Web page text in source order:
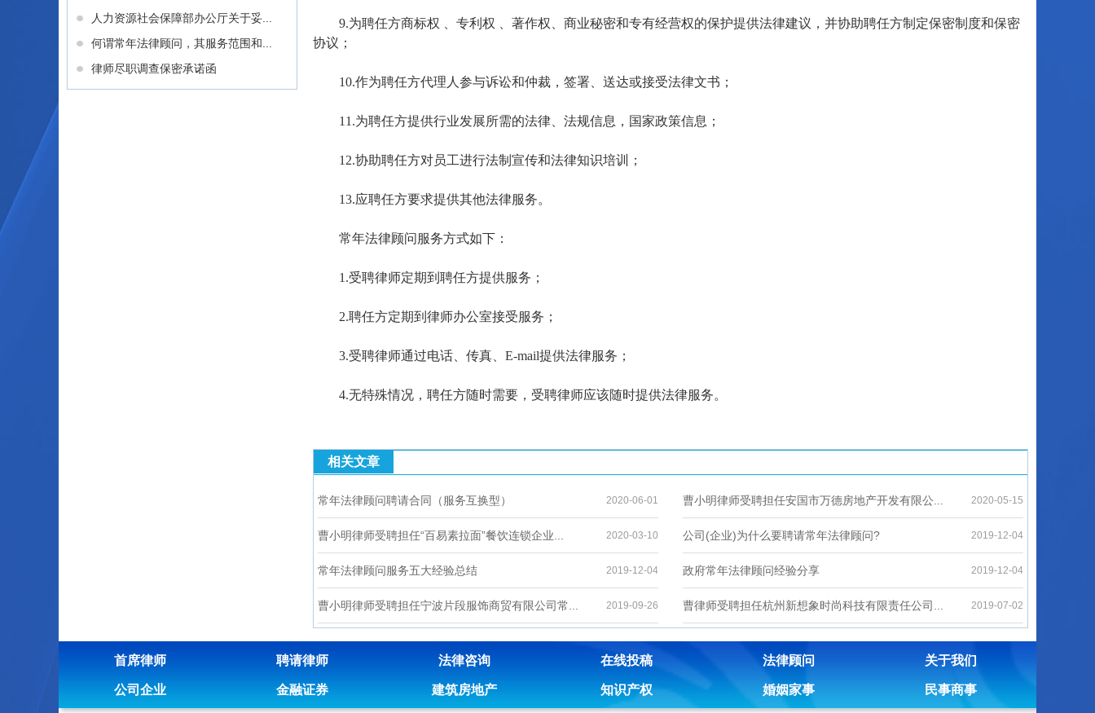
人力资源社会保障部办公厅关于妥...
何谓常年法律顾问，其服务范围和...
律师尽职调查保密承诺函
9.为聘任方商标权 、专利权 、著作权、商业秘密和专有经营权的保护提供法律建议，并协助聘任方制定保密制度和保密
协议；
10.作为聘任方代理人参与诉讼和仲裁，签署、送达或接受法律文书；
11.为聘任方提供行业发展所需的法律、法规信息，国家政策信息；
12.协助聘任方对员工进行法制宣传和法律知识培训；
13.应聘任方要求提供其他法律服务。
常年法律顾问服务方式如下：
1.受聘律师定期到聘任方提供服务；
2.聘任方定期到律师办公室接受服务；
3.受聘律师通过电话、传真、E-mail提供法律服务；
4.无特殊情况，聘任方随时需要，受聘律师应该随时提供法律服务。
相关文章
常年法律顾问聘请合同（服务互换型） 2020-06-01 曹小明律师受聘担任安国市万德房地产开发有限公... 2020-05-15
曹小明律师受聘担任“百易素拉面”餐饮连锁企业... 2020-03-10 公司(企业)为什么要聘请常年法律顾问? 2019-12-04
常年法律顾问服务五大经验总结 2019-12-04 政府常年法律顾问经验分享 2019-12-04
曹小明律师受聘担任宁波片段服饰商贸有限公司常... 2019-09-26 曹律师受聘担任杭州新想象时尚科技有限责任公司... 2019-07-02
首席律师 聘请律师 法律咨询 在线投稿 法律顾问 关于我们
公司企业 金融证券 建筑房地产 知识产权 婚姻家事 民事商事